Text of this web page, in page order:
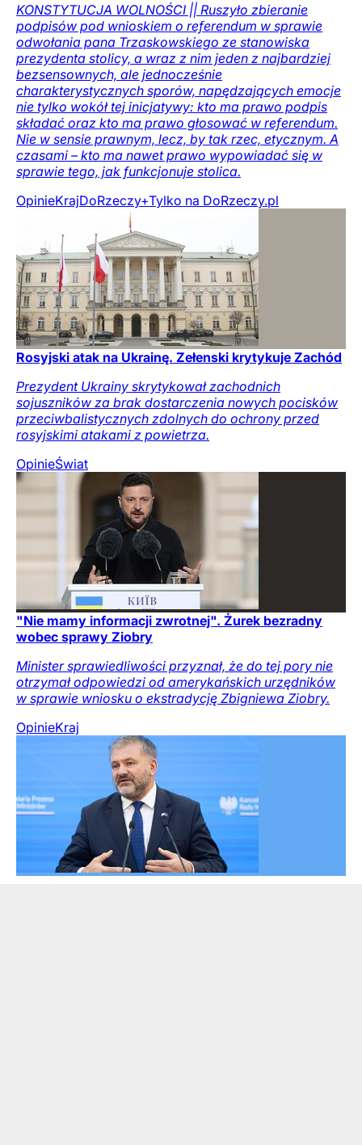
KONSTYTUCJA WOLNOŚCI || Ruszyło zbieranie
podpisów pod wnioskiem o referendum w sprawie
odwołania pana Trzaskowskiego ze stanowiska
prezydenta stolicy, a wraz z nim jeden z najbardziej
bezsensownych, ale jednocześnie
charakterystycznych sporów, napędzających emocje
nie tylko wokół tej inicjatywy: kto ma prawo podpis
składać oraz kto ma prawo głosować w referendum.
Nie w sensie prawnym, lecz, by tak rzec, etycznym. A
czasami – kto ma nawet prawo wypowiadać się w
sprawie tego, jak funkcjonuje stolica.
OpinieKrajDoRzeczy+Tylko na DoRzeczy.pl
Rosyjski atak na Ukrainę. Zełenski krytykuje Zachód
Prezydent Ukrainy skrytykował zachodnich
sojuszników za brak dostarczenia nowych pocisków
przeciwbalistycznych zdolnych do ochrony przed
rosyjskimi atakami z powietrza.
OpinieŚwiat
"Nie mamy informacji zwrotnej". Żurek bezradny
wobec sprawy Ziobry
Minister sprawiedliwości przyznał, że do tej pory nie
otrzymał odpowiedzi od amerykańskich urzędników
w sprawie wniosku o ekstradycję Zbigniewa Ziobry.
OpinieKraj